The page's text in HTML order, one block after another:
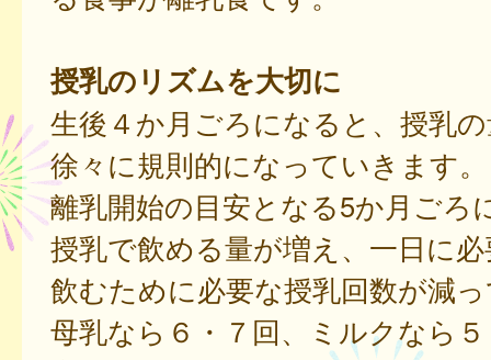
授乳のリズムを大切に
生後４か月ごろになると、授乳
徐々に規則的になっていきます。
離乳開始の目安となる5か月ごろ
授乳で飲める量が増え、一日に
飲むために必要な授乳回数が減
母乳なら６・７回、ミルクなら